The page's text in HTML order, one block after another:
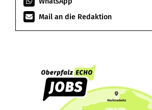
Mail an die Redaktion